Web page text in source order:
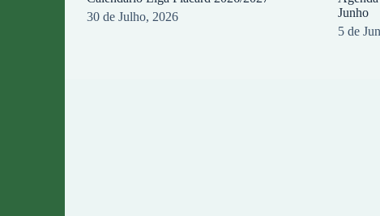
30 de Julho, 2026
Junho
5 de